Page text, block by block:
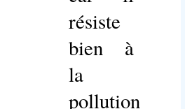
résiste
bien à
la
pollution